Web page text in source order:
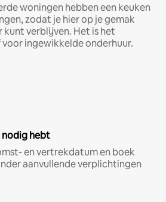
woningen hebben een keuken
zodat je hier op je gemak
kunt verblijven. Het is het
ingewikkelde onderhuur.
hebt
en vertrekdatum en boek
aanvullende verplichtingen